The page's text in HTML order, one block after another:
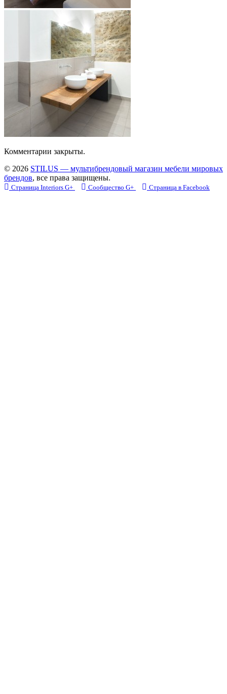
Комментарии закрыты.
© 2026 STILUS — мультибрендовый магазин мебели мировых
брендов, все права защищены.
Страница Interiors G+ Сообщество G+ Страница в Facebook